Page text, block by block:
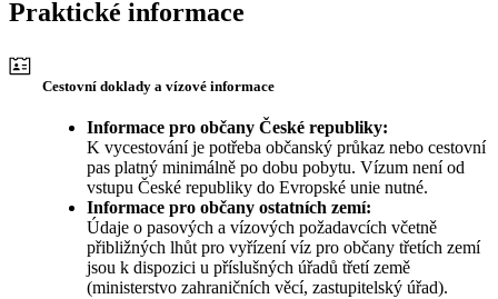
Praktické informace
Cestovní doklady a vízové informace
Informace pro občany České republiky:
K vycestování je potřeba občanský průkaz nebo cestovní
pas platný minimálně po dobu pobytu. Vízum není od
vstupu České republiky do Evropské unie nutné.
Informace pro občany ostatních zemí:
Údaje o pasových a vízových požadavcích včetně
přibližných lhůt pro vyřízení víz pro občany třetích zemí
jsou k dispozici u příslušných úřadů třetí země
(ministerstvo zahraničních věcí, zastupitelský úřad).